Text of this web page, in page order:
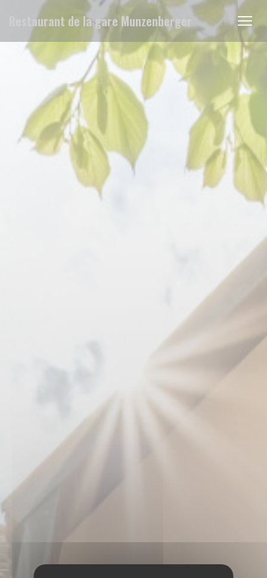
Personalización de sus opciones de cookies
Restaurant de la gare Munzenberger